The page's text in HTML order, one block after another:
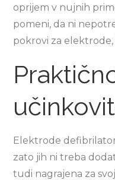
oprijem v nujnih
pomeni, da ni
pokrovi za
Elektrode
zato jih ni treba
tudi nagrajena za